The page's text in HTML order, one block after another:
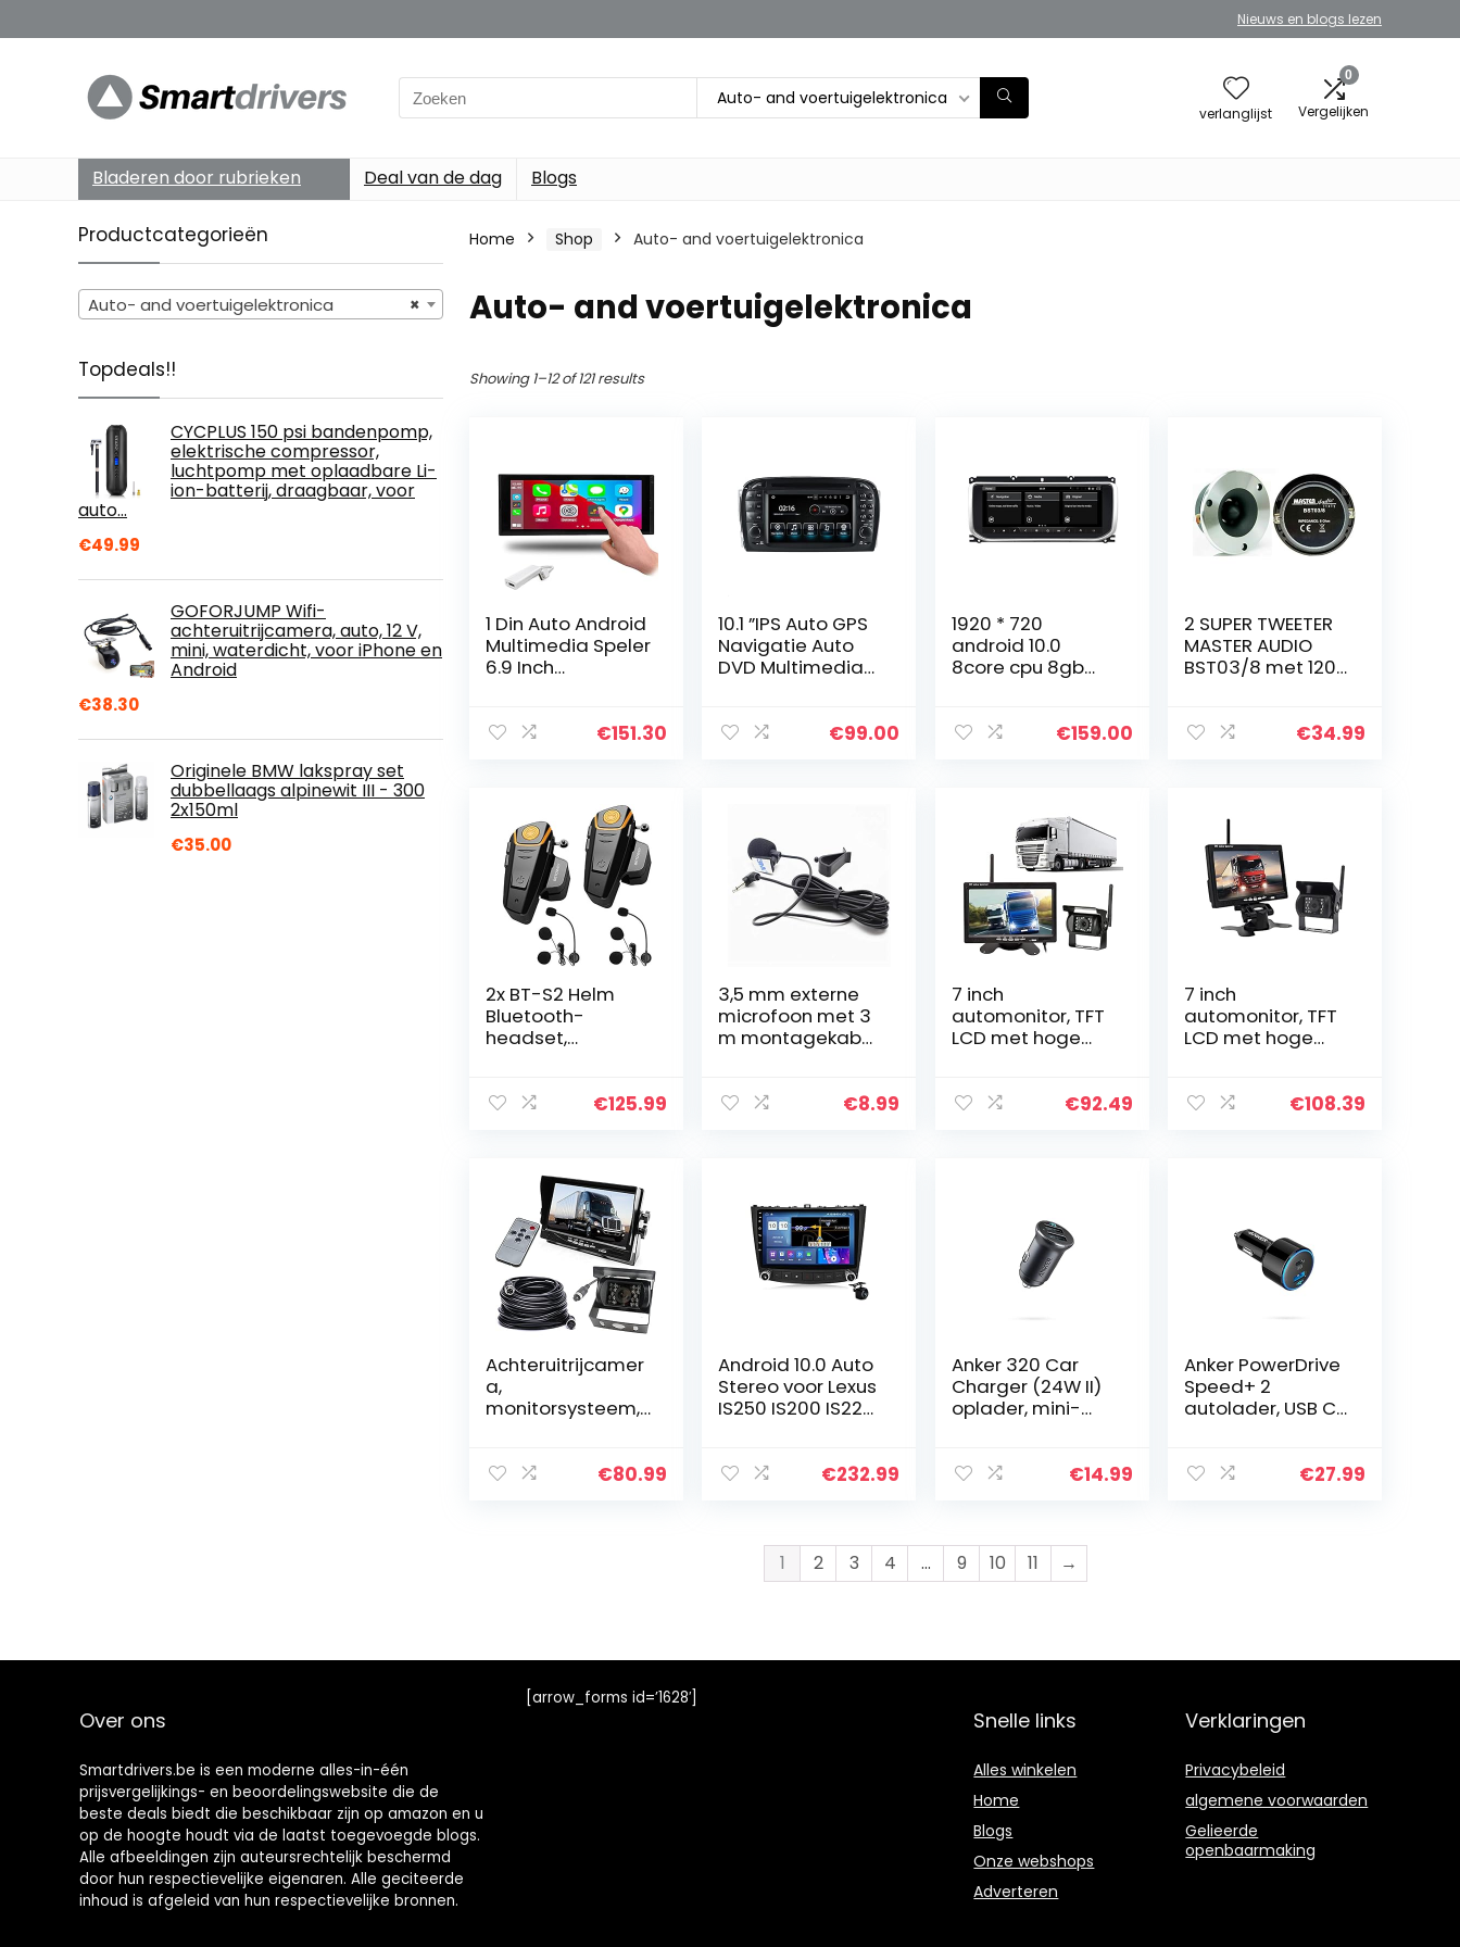
Nieuws en blogs lezen
Search
for:
Auto- and voertuigelektronica
verlanglijst
0
Vergelijken
Bladeren door rubrieken Deal van de dag Blogs
Productcategorieën
×
Auto- and voertuigelektronica
Topdeals!!
CYCPLUS 150 psi bandenpomp,
elektrische compressor,
luchtpomp met oplaadbare Li-
ion-batterij, draagbaar, voor
auto…
€49.99
GOFORJUMP Wifi-
achteruitrijcamera, auto, 12 V,
mini, waterdicht, voor iPhone en
Android
€38.30
Originele BMW lakspray set
dubbellaags alpinewit III - 300
2x150ml
€35.00
Home Shop Auto- and voertuigelektronica
Auto- and voertuigelektronica
Showing 1–12 of 121 results
1 Din Auto Android
Multimedia Speler
6.9 Inch
Autoradio Stereo
€151.30
10.1 ”IPS Auto GPS
Navigatie Auto
DVD Multimedia
Ondersteuning
€99.00
1920 * 720
android 10.0
8core cpu 8gb
geen auto dvd-
€159.00
2 SUPER TWEETER
MASTER AUDIO
BST03/8 met 120
9,60 cm diameter
€34.99
2x BT-S2 Helm
Bluetooth-
headset,
intercom
voor Paardrijden…
€125.99
3,5 mm externe
microfoon met 3
m montagekabel
hoofd unit met
€8.99
7 inch
automonitor, TFT
LCD met hoge
or voor
€92.49
7 inch
automonitor, TFT
LCD met hoge
or voor
€108.39
Achteruitrijcamer
a,
monitorsysteem,
leds, nachtzicht,
€80.99
Android 10.0 Auto
Stereo voor Lexus
IS250 IS200 IS220
navigatie 2 DIN-
€232.99
Anker 320 Car
Charger (24W II)
oplader, mini-
USB-autolader
€14.99
Anker PowerDrive
Speed+ 2
autolader, USB C
met Power
€27.99
1 2 3 4 … 9 10 11 →
Over ons
Smartdrivers.be is een moderne alles-in-één
prijsvergelijkings- en beoordelingswebsite die de
beste deals biedt die beschikbaar zijn op amazon en u
op de hoogte houdt via de laatst toegevoegde blogs.
Alle afbeeldingen zijn auteursrechtelijk beschermd
door hun respectievelijke eigenaren. Alle geciteerde
inhoud is afgeleid van hun respectievelijke bronnen.
[arrow_forms id=’1628′]
Snelle links
Alles winkelen
Home
Blogs
Onze webshops
Adverteren
Verklaringen
Privacybeleid
algemene voorwaarden
Gelieerde
openbaarmaking